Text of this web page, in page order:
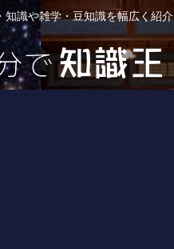
知識や雑学・豆知識を幅広く紹介